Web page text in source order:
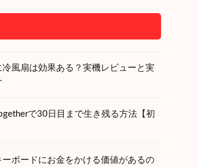
風扇は効果ある？実機レビューと実
で30日目まで生き残る方法【初
ボードにお金をかける価値があるの